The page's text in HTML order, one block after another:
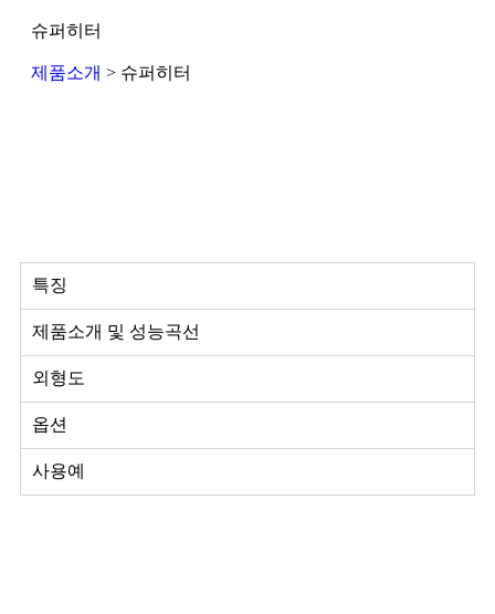
슈퍼히터
제품소개 > 슈퍼히터
특징
제품소개 및 성능곡선
외형도
옵션
사용예